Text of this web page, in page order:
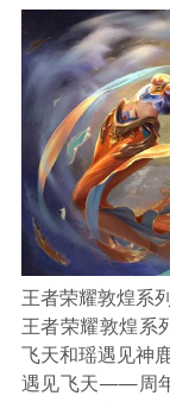
王者荣耀敦煌系
王者荣耀敦煌系
飞天和瑶遇见神
遇见飞天——周